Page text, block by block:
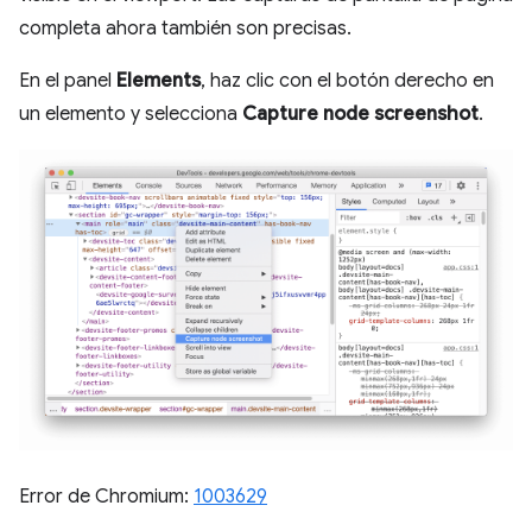
completa ahora también son precisas.
En el panel Elements, haz clic con el botón derecho en
un elemento y selecciona Capture node screenshot.
Error de Chromium: 1003629